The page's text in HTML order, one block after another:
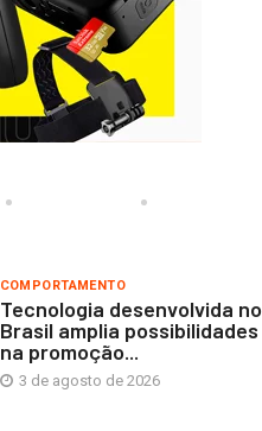
COMPORTAMENTO
Tecnologia desenvolvida no
Brasil amplia possibilidades
na promoção...
3 de agosto de 2026